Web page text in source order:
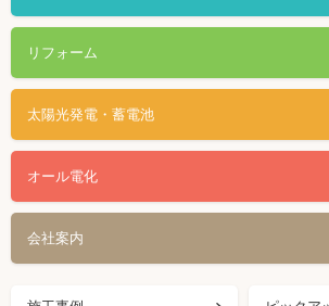
リフォーム
太陽光発電・蓄電池
オール電化
会社案内